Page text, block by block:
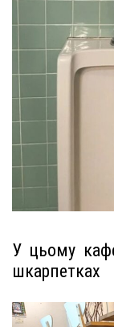
У цьому
шкарпетках